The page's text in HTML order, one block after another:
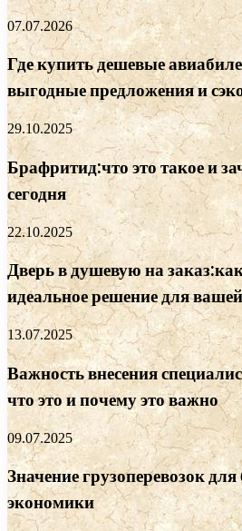
07.07.2026
Где купить дешевые
выгодные предложения и
29.10.2025
Брафритид:что это такое и
сегодня
22.10.2025
Дверь в душевую на
идеальное решение для
13.07.2025
Важность внесения
что это и почему это важно
09.07.2025
Значение грузоперевозок для
экономики